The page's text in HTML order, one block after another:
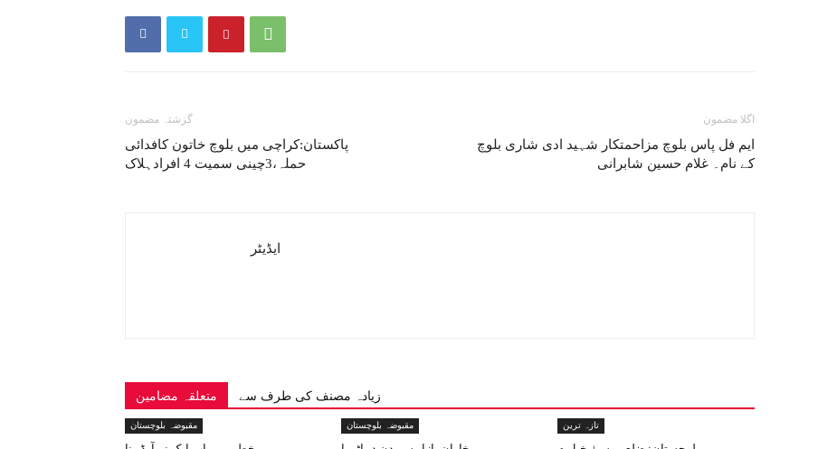
گزشتہ مضمون
پاکستان:کراچی میں بلوچ خاتون کافدائی
حملہ،3چینی سمیت 4 افرادہلاک
اگلا مضمون
ایم فل پاس بلوچ مزاحمتکار شہید ادی شاری بلوچ
کے نام۔ غلام حسین شابرانی
ایڈیٹر
متعلقہ مضامین زیادہ مصنف کی طرف سے
مقبوضہ بلوچستان مقبوضہ بلوچستان تازہ ترین